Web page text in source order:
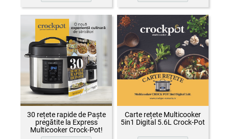
30 rețete rapide de Paște
pregătite la Express
Multicooker Crock-Pot!
Carte rețete Multicooker
5in1 Digital 5.6L Crock-Pot